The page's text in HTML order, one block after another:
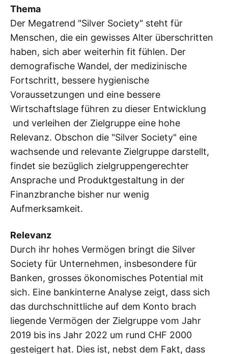
Thema
Der Megatrend "Silver Society" steht für
Menschen, die ein gewisses Alter überschritten
haben, sich aber weiterhin fit fühlen. Der
demografische Wandel, der medizinische
Fortschritt, bessere hygienische
Voraussetzungen und eine bessere
Wirtschaftslage führen zu dieser Entwicklung
und verleihen der Zielgruppe eine hohe
Relevanz. Obschon die "Silver Society" eine
wachsende und relevante Zielgruppe darstellt,
findet sie bezüglich zielgruppengerechter
Ansprache und Produktgestaltung in der
Finanzbranche bisher nur wenig
Aufmerksamkeit.
Relevanz
Durch ihr hohes Vermögen bringt die Silver
Society für Unternehmen, insbesondere für
Banken, grosses ökonomisches Potential mit
sich. Eine bankinterne Analyse zeigt, dass sich
das durchschnittliche auf dem Konto brach
liegende Vermögen der Zielgruppe vom Jahr
2019 bis ins Jahr 2022 um rund CHF 2000
gesteigert hat. Dies ist, nebst dem Fakt, dass